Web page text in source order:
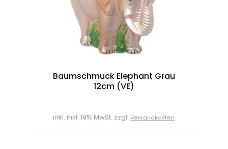
Baumschmuck Elephant Grau
12cm (VE)
inkl. inkl. 19% MwSt. zzgl.Versandkosten